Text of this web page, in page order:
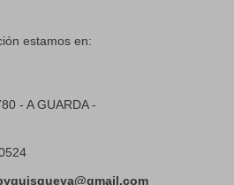
estamos en:
- A GUARDA -